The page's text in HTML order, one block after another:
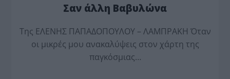
Σαν άλλη Βαβυλώνα
Της ΕΛΕΝΗΣ ΠΑΠΑΔΟΠΟΥΛΟΥ – ΛΑΜΠΡΑΚΗ Όταν
οι μικρές μου ανακαλύψεις στον χάρτη της
παγκόσμιας…